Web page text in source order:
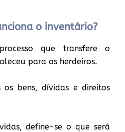
o inventário?
que transfere o
para os herdeiros.
os bens, dívidas e direitos
define-se o que será